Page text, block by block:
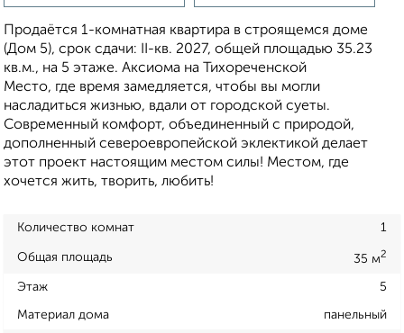
Продаётся 1-комнатная квартира в строящемся доме
(Дом 5), срок сдачи: II-кв. 2027, общей площадью 35.23
кв.м., на 5 этаже. Аксиома на Тихореченской
Место, где время замедляется, чтобы вы могли
насладиться жизнью, вдали от городской суеты.
Современный комфорт, объединенный с природой,
дополненный североевропейской эклектикой делает
этот проект настоящим местом силы! Местом, где
хочется жить, творить, любить!
Количество комнат 1
Общая площадь 35 м2
Этаж 5
Материал дома панельный